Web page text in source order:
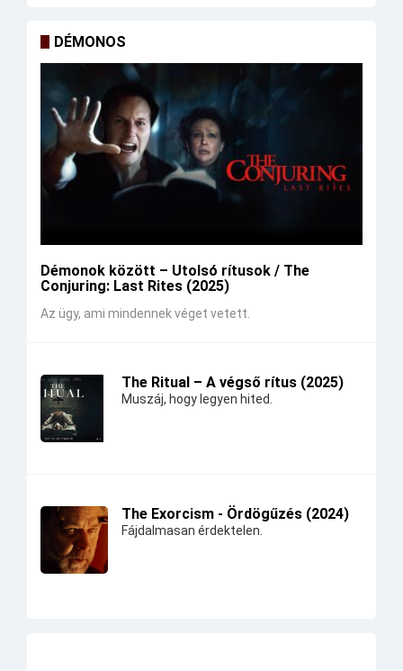
DÉMONOS
Démonok között – Utolsó rítusok / The
Conjuring: Last Rites (2025)
Az ügy, ami mindennek véget vetett.
The Ritual – A végső rítus (2025)
Muszáj, hogy legyen hited.
The Exorcism - Ördögűzés (2024)
Fájdalmasan érdektelen.